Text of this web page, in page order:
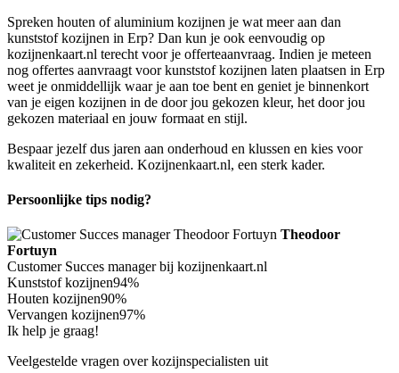
Spreken houten of aluminium kozijnen je wat meer aan dan
kunststof kozijnen in Erp? Dan kun je ook eenvoudig op
kozijnenkaart.nl terecht voor je offerteaanvraag. Indien je meteen
nog offertes aanvraagt voor kunststof kozijnen laten plaatsen in Erp
weet je onmiddellijk waar je aan toe bent en geniet je binnenkort
van je eigen kozijnen in de door jou gekozen kleur, het door jou
gekozen materiaal en jouw formaat en stijl.
Bespaar jezelf dus jaren aan onderhoud en klussen en kies voor
kwaliteit en zekerheid. Kozijnenkaart.nl, een sterk kader.
Persoonlijke tips nodig?
Theodoor
Fortuyn
Customer Succes manager bij kozijnenkaart.nl
Kunststof kozijnen94%
Houten kozijnen90%
Vervangen kozijnen97%
Ik help je graag!
Veelgestelde vragen over kozijnspecialisten uit